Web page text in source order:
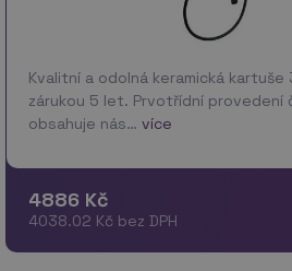
Kvalitní a odolná keramická kartuše
zárukou 5 let. Prvotřídní provedení
obsahuje nás… více
4886 Kč
4038.02 Kč bez DPH